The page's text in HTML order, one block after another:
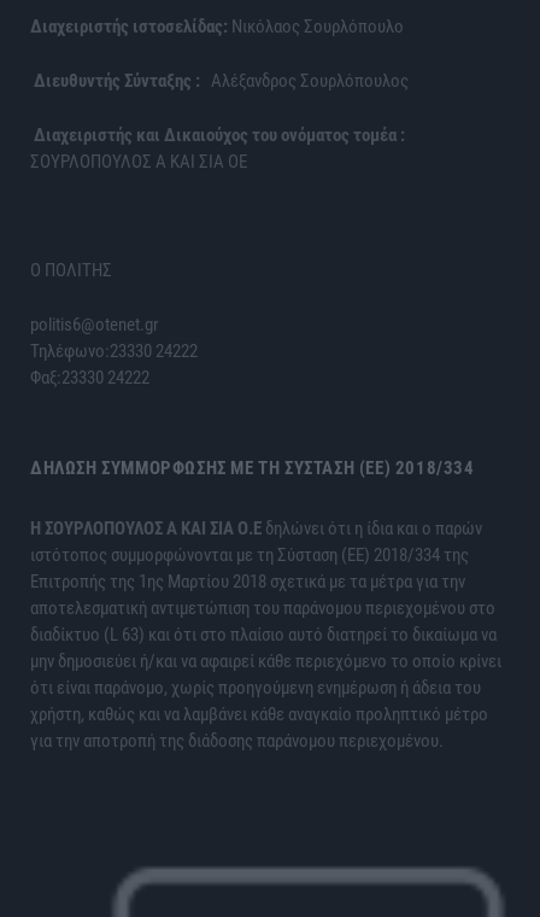
Διαχειριστής ιστοσελίδας: Νικόλαος Σουρλόπουλο
Διευθυντής Σύνταξης : Αλέξανδρος Σουρλόπουλος
Διαχειριστής και Δικαιούχος του ονόματος τομέα :
ΣΟΥΡΛΟΠΟΥΛΟΣ Α ΚΑΙ ΣΙΑ ΟΕ
Ο ΠΟΛΙΤΗΣ
politis6@otenet.gr
Τηλέφωνο:23330 24222
Φαξ:23330 24222
ΔΉΛΩΣΗ ΣΥΜΜΌΡΦΩΣΗΣ ΜΕ ΤΗ ΣΎΣΤΑΣΗ (ΕΕ) 2018/334
H ΣΟΥΡΛΟΠΟΥΛΟΣ Α ΚΑΙ ΣΙΑ Ο.Ε δηλώνει ότι η ίδια και ο παρών
ιστότοπος συμμορφώνονται με τη Σύσταση (ΕΕ) 2018/334 της
Επιτροπής της 1ης Μαρτίου 2018 σχετικά με τα μέτρα για την
αποτελεσματική αντιμετώπιση του παράνομου περιεχομένου στο
διαδίκτυο (L 63) και ότι στο πλαίσιο αυτό διατηρεί το δικαίωμα να
μην δημοσιεύει ή/και να αφαιρεί κάθε περιεχόμενο το οποίο κρίνει
ότι είναι παράνομο, χωρίς προηγούμενη ενημέρωση ή άδεια του
χρήστη, καθώς και να λαμβάνει κάθε αναγκαίο προληπτικό μέτρο
για την αποτροπή της διάδοσης παράνομου περιεχομένου.